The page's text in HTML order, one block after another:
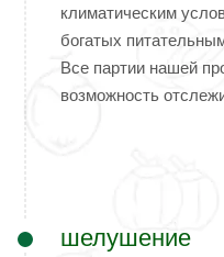
климатическим
богатых
Все партии нашей
возможность
шелушение